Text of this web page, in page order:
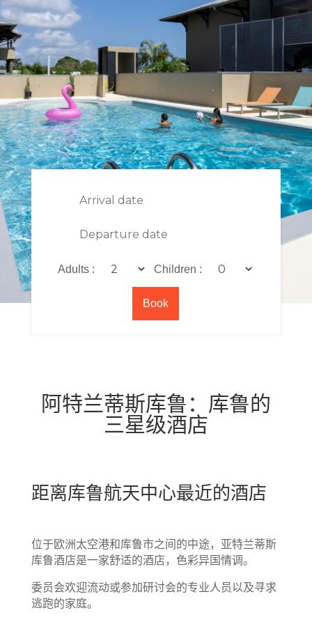
Adults : Children :
阿特兰蒂斯库鲁：库鲁的
三星级酒店
距离库鲁航天中心最近的酒店
位于欧洲太空港和库鲁市之间的中途，亚特兰蒂斯
库鲁酒店是一家舒适的酒店，色彩异国情调。
委员会欢迎流动或参加研讨会的专业人员以及寻求
逃跑的家庭。